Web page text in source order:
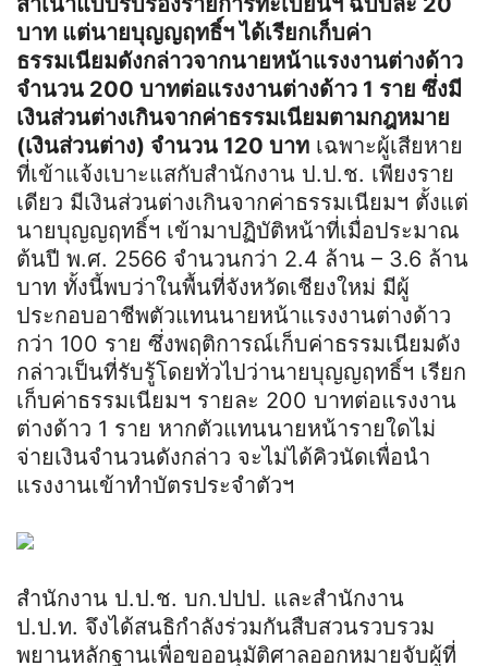
บาท แต่นายบุญญฤทธิ์ฯ ได้เรียกเก็บค่า
ธรรมเนียมดังกล่าวจากนายหน้าแรงงานต่างด้าว
จำนวน 200 บาทต่อแรงงานต่างด้าว 1 ราย ซึ่งมี
เงินส่วนต่างเกินจากค่าธรรมเนียมตามกฎหมาย
(เงินส่วนต่าง) จำนวน 120 บาท เฉพาะผู้เสียหาย
ที่เข้าแจ้งเบาะแสกับสำนักงาน ป.ป.ช. เพียงราย
เดียว มีเงินส่วนต่างเกินจากค่าธรรมเนียมฯ ตั้งแต่
นายบุญญฤทธิ์ฯ เข้ามาปฏิบัติหน้าที่เมื่อประมาณ
ต้นปี พ.ศ. 2566 จำนวนกว่า 2.4 ล้าน – 3.6 ล้าน
บาท ทั้งนี้พบว่าในพื้นที่จังหวัดเชียงใหม่ มีผู้
ประกอบอาชีพตัวแทนนายหน้าแรงงานต่างด้าว
กว่า 100 ราย ซึ่งพฤติการณ์เก็บค่าธรรมเนียมดัง
กล่าวเป็นที่รับรู้โดยทั่วไปว่านายบุญญฤทธิ์ฯ เรียก
เก็บค่าธรรมเนียมฯ รายละ 200 บาทต่อแรงงาน
ต่างด้าว 1 ราย หากตัวแทนนายหน้ารายใดไม่
จ่ายเงินจำนวนดังกล่าว จะไม่ได้คิวนัดเพื่อนำ
แรงงานเข้าทำบัตรประจำตัวฯ
สำนักงาน ป.ป.ช. บก.ปปป. และสำนักงาน
ป.ป.ท. จึงได้สนธิกำลังร่วมกันสืบสวนรวบรวม
พยานหลักฐานเพื่อขออนุมัติศาลออกหมายจับผู้ที่